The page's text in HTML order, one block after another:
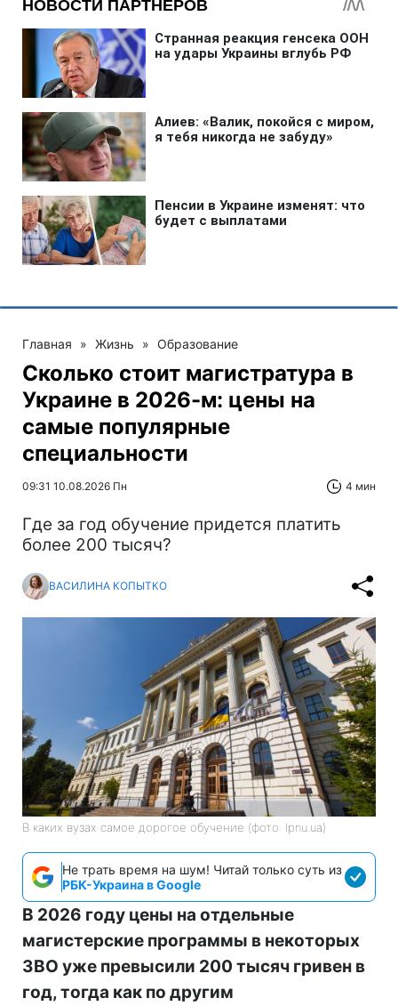
Главная » Жизнь » Образование
Сколько стоит магистратура в
Украине в 2026-м: цены на
самые популярные
специальности
09:31 10.08.2026 Пн 4 мин
Где за год обучение придется платить
более 200 тысяч?
ВАСИЛИНА КОПЫТКО
В каких вузах самое дорогое обучение (фото: lpnu.ua)
Не трать время на шум! Читай только суть из
РБК-Украина в Google
В 2026 году цены на отдельные
магистерские программы в некоторых
ЗВО уже превысили 200 тысяч гривен в
год, тогда как по другим